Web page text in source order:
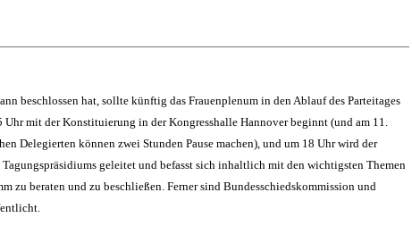
beschlossen hat, sollte künftig das Frauenplenum in den Ablauf des Parteitages
mit der Konstituierung in der Kongresshalle Hannover beginnt (und am 11.
Delegierten können zwei Stunden Pause machen), und um 18 Uhr wird der
geleitet und befasst sich inhaltlich mit den wichtigsten Themen
zu beraten und zu beschließen. Ferner sind Bundesschiedskommission und